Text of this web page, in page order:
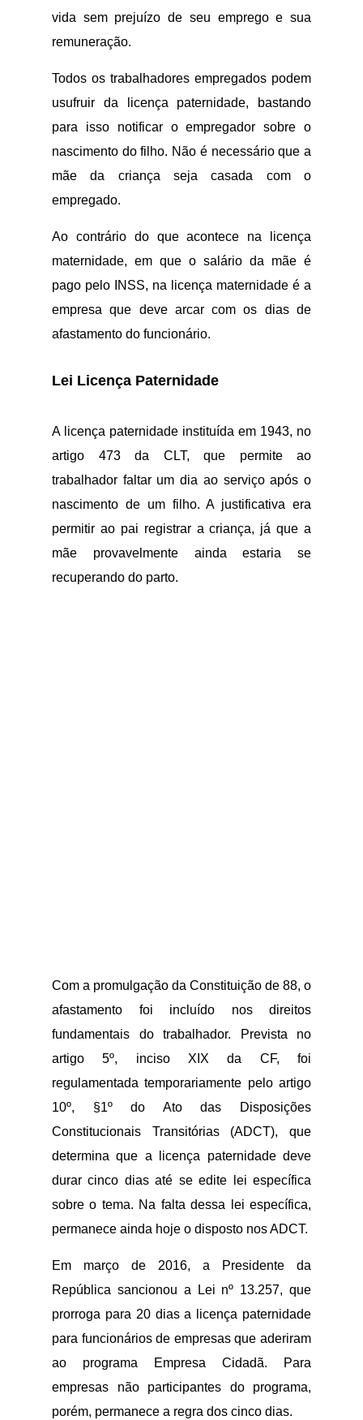
vida sem prejuízo de seu emprego e sua
remuneração.
Todos os trabalhadores empregados podem
usufruir da licença paternidade, bastando
para isso notificar o empregador sobre o
nascimento do filho. Não é necessário que a
mãe da criança seja casada com o
empregado.
Ao contrário do que acontece na licença
maternidade, em que o salário da mãe é
pago pelo INSS, na licença maternidade é a
empresa que deve arcar com os dias de
afastamento do funcionário.
Lei Licença Paternidade
A licença paternidade instituída em 1943, no
artigo 473 da CLT, que permite ao
trabalhador faltar um dia ao serviço após o
nascimento de um filho. A justificativa era
permitir ao pai registrar a criança, já que a
mãe provavelmente ainda estaria se
recuperando do parto.
Com a promulgação da Constituição de 88, o
afastamento foi incluído nos direitos
fundamentais do trabalhador. Prevista no
artigo 5º, inciso XIX da CF, foi
regulamentada temporariamente pelo artigo
10º, §1º do Ato das Disposições
Constitucionais Transitórias (ADCT), que
determina que a licença paternidade deve
durar cinco dias até se edite lei específica
sobre o tema. Na falta dessa lei específica,
permanece ainda hoje o disposto nos ADCT.
Em março de 2016, a Presidente da
República sancionou a Lei nº 13.257, que
prorroga para 20 dias a licença paternidade
para funcionários de empresas que aderiram
ao programa Empresa Cidadã. Para
empresas não participantes do programa,
porém, permanece a regra dos cinco dias.